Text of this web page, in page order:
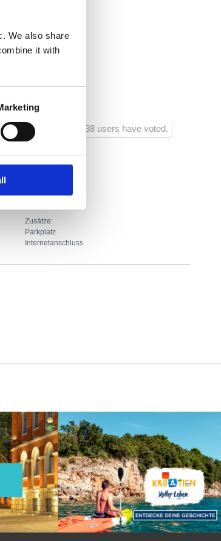
We also share
it with
1038 users have voted.
Zusätze:
Parkplatz
Internetanschluss